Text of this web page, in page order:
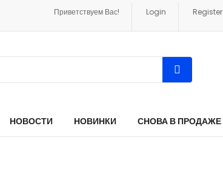
Приветствуем Вас! Login Register
НОВОСТИ НОВИНКИ СНОВА В ПРОДАЖЕ